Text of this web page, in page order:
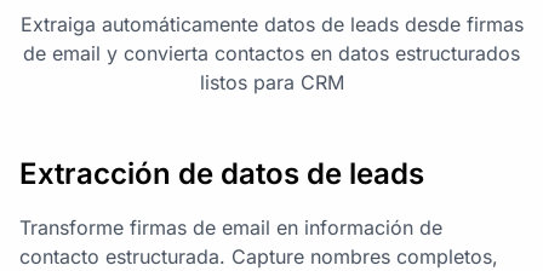
Extraiga automáticamente datos de leads desde firmas
de email y convierta contactos en datos estructurados
listos para CRM
Extracción de datos de leads
Transforme firmas de email en información de
contacto estructurada. Capture nombres completos,